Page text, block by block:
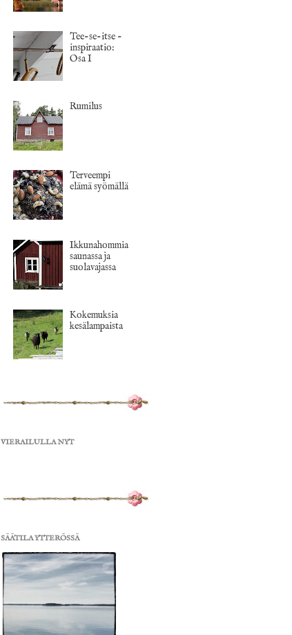
Tee-se-itse -
inspiraatio:
Osa I
Rumilus
Terveempi
elämä syömällä
Ikkunahommia
saunassa ja
suolavajassa
Kokemuksia
kesälampaista
VIERAILULLA NYT
SÄÄTILA YTTERÖSSÄ